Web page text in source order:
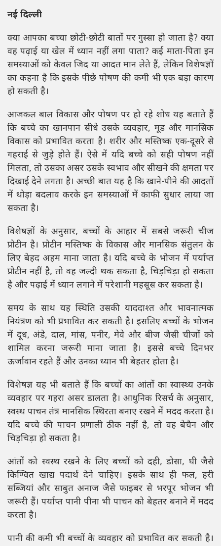
नई दिल्ली
क्या आपका बच्चा छोटी-छोटी बातों पर गुस्सा हो जाता है? क्या
वह पढ़ाई या खेल में ध्यान नहीं लगा पाता? कई माता-पिता इन
समस्याओं को केवल जिद या आदत मान लेते हैं, लेकिन विशेषज्ञों
का कहना है कि इसके पीछे पोषण की कमी भी एक बड़ा कारण
हो सकती है।
आजकल बाल विकास और पोषण पर हो रहे शोध यह बताते हैं
कि बच्चे का खानपान सीधे उसके व्यवहार, मूड और मानसिक
विकास को प्रभावित करता है। शरीर और मस्तिष्क एक-दूसरे से
गहराई से जुड़े होते हैं। ऐसे में यदि बच्चे को सही पोषण नहीं
मिलता, तो उसका असर उसके स्वभाव और सीखने की क्षमता पर
दिखाई देने लगता है। अच्छी बात यह है कि खाने-पीने की आदतों
में थोड़ा बदलाव करके इन समस्याओं में काफी सुधार लाया जा
सकता है।
विशेषज्ञों के अनुसार, बच्चों के आहार में सबसे जरूरी चीज
प्रोटीन है। प्रोटीन मस्तिष्क के विकास और मानसिक संतुलन के
लिए बेहद अहम माना जाता है। यदि बच्चे के भोजन में पर्याप्त
प्रोटीन नहीं है, तो वह जल्दी थक सकता है, चिड़चिड़ा हो सकता
है और पढ़ाई में ध्यान लगाने में परेशानी महसूस कर सकता है।
समय के साथ यह स्थिति उसकी याददाश्त और भावनात्मक
नियंत्रण को भी प्रभावित कर सकती है। इसलिए बच्चों के भोजन
में दूध, अंडे, दाल, मांस, पनीर, मेवे और बीज जैसी चीजों को
शामिल करना जरूरी माना जाता है। इससे बच्चे दिनभर
ऊर्जावान रहते हैं और उनका ध्यान भी बेहतर होता है।
विशेषज्ञ यह भी बताते हैं कि बच्चों का आंतों का स्वास्थ्य उनके
व्यवहार पर गहरा असर डालता है। आधुनिक रिसर्च के अनुसार,
स्वस्थ पाचन तंत्र मानसिक स्थिरता बनाए रखने में मदद करता है।
यदि बच्चे की पाचन प्रणाली ठीक नहीं है, तो वह बेचैन और
चिड़चिड़ा हो सकता है।
आंतों को स्वस्थ रखने के लिए बच्चों को दही, डोसा, घी जैसे
किण्वित खाद्य पदार्थ देने चाहिए। इसके साथ ही फल, हरी
सब्जियां और साबुत अनाज जैसे फाइबर से भरपूर भोजन भी
जरूरी हैं। पर्याप्त पानी पीना भी पाचन को बेहतर बनाने में मदद
करता है।
पानी की कमी भी बच्चों के व्यवहार को प्रभावित कर सकती है।